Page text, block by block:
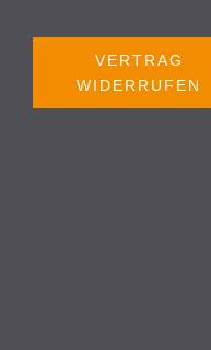
VERTRAG
WIDERRUFEN